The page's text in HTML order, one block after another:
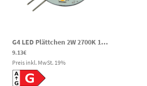
G4 LED Plättchen 2W 2700K 12V/24V AC/DC CRI90 Ø30
9.13€
Preis inkl. MwSt. 19%